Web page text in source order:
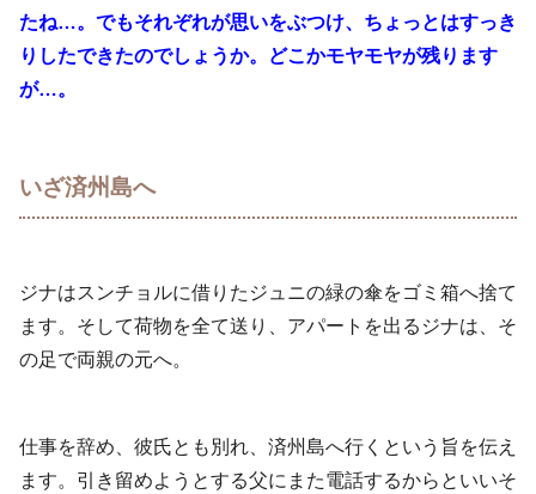
たね…。でもそれぞれが思いをぶつけ、ちょっとはすっき
りしたできたのでしょうか。どこかモヤモヤが残ります
が…。
いざ済州島へ
ジナはスンチョルに借りたジュニの緑の傘をゴミ箱へ捨て
ます。そして荷物を全て送り、アパートを出るジナは、そ
の足で両親の元へ。
仕事を辞め、彼氏とも別れ、済州島へ行くという旨を伝え
ます。引き留めようとする父にまた電話するからといいそ